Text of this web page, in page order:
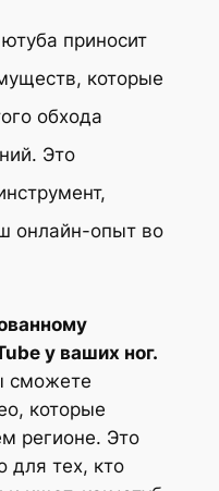
приносит
которые
обхода
Это
онлайн-опыт во
у ваших ног.
сможете
которые
регионе. Это
для тех, кто